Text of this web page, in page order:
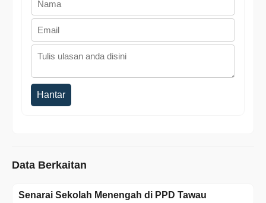
Hantar
Data Berkaitan
Senarai Sekolah Menengah di PPD Tawau